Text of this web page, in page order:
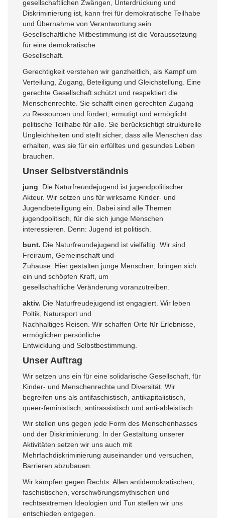
gesellschaftlichen Zwängen, Unterdrückung und
Diskriminierung ist, kann frei für demokratische Teilhabe
und Übernahme von Verantwortung sein.
Gesellschaftliche Mitbestimmung ist die Voraussetzung
für eine demokratische
Gesellschaft.
Gerechtigkeit verstehen wir ganzheitlich, als Kampf um
Verteilung, Zugang, Beteiligung und Gleichstellung. Eine
gerechte Gesellschaft schützt und respektiert die
Menschenrechte. Sie schafft einen gerechten Zugang
zu Ressourcen und fördert, ermutigt und ermöglicht
politische Teilhabe für alle. Sie berücksichtigt strukturelle
Ungleichheiten und stellt sicher, dass alle Menschen das
erhalten, was sie für ein erfülltes und gesundes Leben
brauchen.
Unser Selbstverständnis
jung . Die Naturfreundejugend ist jugendpolitischer
Akteur. Wir setzen uns für wirksame Kinder- und
Jugendbeteiligung ein. Dabei sind alle Themen
jugendpolitisch, für die sich junge Menschen
interessieren. Denn: Jugend ist politisch.
bunt. Die Naturfreundejugend ist vielfältig. Wir sind
Freiraum, Gemeinschaft und
Zuhause. Hier gestalten junge Menschen, bringen sich
ein und schöpfen Kraft, um
gesellschaftliche Veränderung voranzutreiben.
aktiv. Die Naturfreudejugend ist engagiert. Wir leben
Poltik, Natursport und
Nachhaltiges Reisen. Wir schaffen Orte für Erlebnisse,
ermöglichen persönliche
Entwicklung und Selbstbestimmung.
Unser Auftrag
Wir setzen uns ein für eine solidarische Gesellschaft, für
Kinder- und Menschenrechte und Diversität. Wir
begreifen uns als antifaschistisch, antikapitalistisch,
queer-feministisch, antirassistisch und anti-ableistisch.
Wir stellen uns gegen jede Form des Menschenhasses
und der Diskriminierung. In der Gestaltung unserer
Aktivitäten setzen wir uns auch mit
Mehrfachdiskriminierung auseinander und versuchen,
Barrieren abzubauen.
Wir kämpfen gegen Rechts. Allen antidemokratischen,
faschistischen, verschwörungsmythischen und
rechtsextremen Ideologien und Tun stellen wir uns
entschieden entgegen.